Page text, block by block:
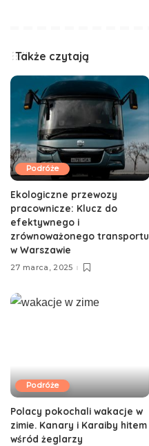
Także czytają
Podróże
Ekologiczne przewozy
pracownicze: Klucz do
efektywnego i
zrównoważonego transportu
w Warszawie
27 marca, 2025
Podróże
Polacy pokochali wakacje w
zimie. Kanary i Karaiby hitem
wśród żeglarzy